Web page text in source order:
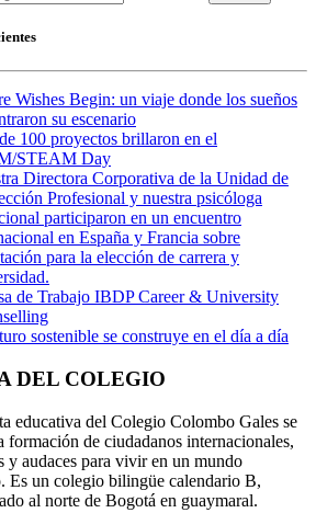
Wishes Begin: un viaje donde los sueños
su escenario
100 proyectos brillaron en el
STEAM Day
Directora Corporativa de la Unidad de
Profesional y nuestra psicóloga
participaron en un encuentro
en España y Francia sobre
para la elección de carrera y
de Trabajo IBDP Career & University
sostenible se construye en el día a día
DEL COLEGIO
educativa del Colegio Colombo Gales se
formación de ciudadanos internacionales,
y audaces para vivir en un mundo
Es un colegio bilingüe calendario B,
al norte de Bogotá en guaymaral.